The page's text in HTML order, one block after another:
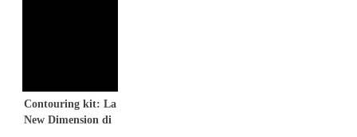
Contouring kit: La
New Dimension di